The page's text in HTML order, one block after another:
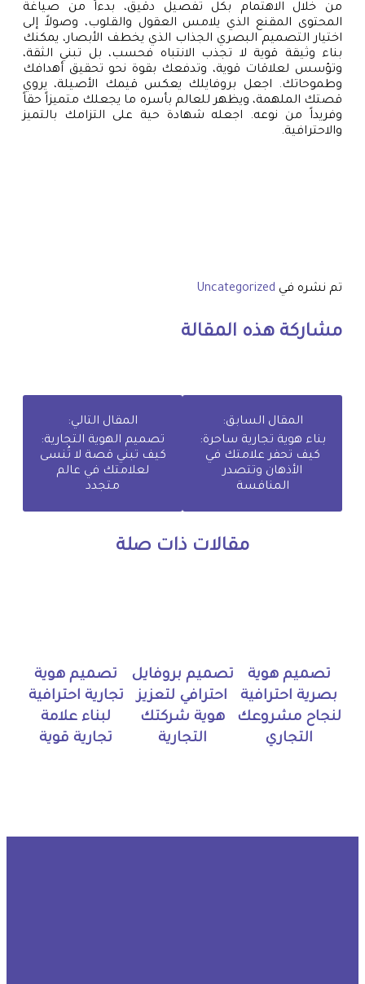
من خلال الاهتمام بكل تفصيل دقيق، بدءاً من صياغة
المحتوى المقنع الذي يلامس العقول والقلوب، وصولاً إلى
اختيار التصميم البصري الجذاب الذي يخطف الأبصار، يمكنك
بناء وثيقة قوية لا تجذب الانتباه فحسب، بل تبني الثقة،
وتؤسس لعلاقات قوية، وتدفعك بقوة نحو تحقيق أهدافك
وطموحاتك. اجعل بروفايلك يعكس قيمك الأصيلة، يروي
قصتك الملهمة، ويظهر للعالم بأسره ما يجعلك متميزاً حقاً
وفريداً من نوعه. اجعله شهادة حية على التزامك بالتميز
والاحترافية.
تم نشره في Uncategorized
مشاركة هذه المقالة
المقال السابق:
بناء هوية تجارية ساحرة:
كيف تحفر علامتك في
الأذهان وتتصدر
المنافسة
المقال التالي:
تصميم الهوية التجارية:
كيف تبني قصة لا تُنسى
لعلامتك في عالم
متجدد
مقالات ذات صلة
تصميم هوية
بصرية احترافية
لنجاح مشروعك
التجاري
تصميم بروفايل
احترافي لتعزيز
هوية شركتك
التجارية
تصميم هوية
تجارية احترافية
لبناء علامة
تجارية قوية